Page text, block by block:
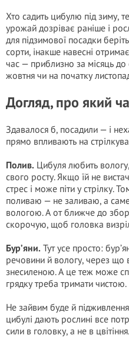
Хто садить цибулю під зиму,
урожай дозріває раніше і
для підзимової посадки
сорти, інакше навесні
час — приблизно за місяць до
жовтня чи на початку
Догляд, про який
Здавалося б, посадили — і
прямо впливають на
Полив. Цибуля любить
свого росту. Якщо їй не
стрес і може піти у стрілку.
поливаю — не заливаю, а
вологою. А от ближче до
скорочую, щоб головка
Бур’яни. Тут усе просто:
речовини й вологу, через що
знесиленою. А це теж може
грядку треба тримати чистою.
Не зайвим буде й
цибулі дають рослині все
сили в головку, а не в цвітіння.